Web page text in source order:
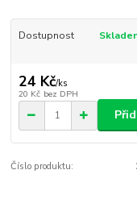
Dostupnost
24 Kč/ks
20 Kč bez DPH
Číslo produktu: